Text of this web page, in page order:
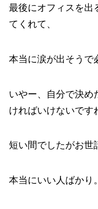
最後にオフィスを出
てくれて、
本当に涙が出そうで
いやー、自分で決め
ければいけないです
短い間でしたがお世
本当にいい人ばかり